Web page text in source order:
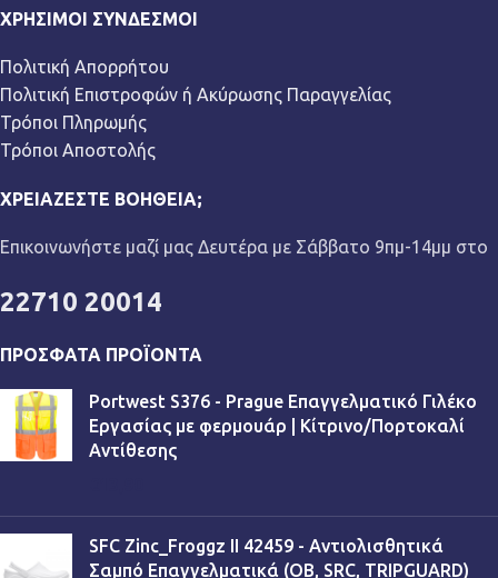
ΧΡΉΣΙΜΟΙ ΣΎΝΔΕΣΜΟΙ
Πολιτική Απορρήτου
Πολιτική Επιστροφών ή Ακύρωσης Παραγγελίας
Τρόποι Πληρωμής
Τρόποι Αποστολής
ΧΡΕΙΆΖΕΣΤΕ ΒΟΉΘΕΙΑ;
Επικοινωνήστε μαζί μας Δευτέρα με Σάββατο 9πμ-14μμ στο
22710 20014
ΠΡΌΣΦΑΤΑ ΠΡΟΪΌΝΤΑ
Portwest S376 - Prague Επαγγελματικό Γιλέκο
Εργασίας με φερμουάρ | Κίτρινο/Πορτοκαλί
Αντίθεσης
SFC Zinc_Froggz II 42459 - Αντιολισθητικά
Σαμπό Επαγγελματικά (OB, SRC, TRIPGUARD)